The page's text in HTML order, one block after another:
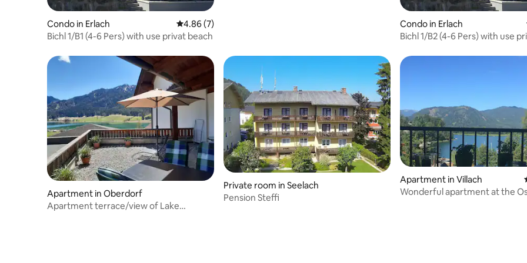
Condo in Erlach 4.86 out of 5 average rating, 7 reviews
4.86 (7)
Bichl 1/B1 (4-6 Pers) with use privat beach
Condo in Erlach
Bichl 1/B2 (4-6 Pers) with use
Apartment in Oberdorf
Apartment terrace/view of Lake
Private room in Seelach
Pension Steffi
Apartment in Villach
Wonderful apartment at the